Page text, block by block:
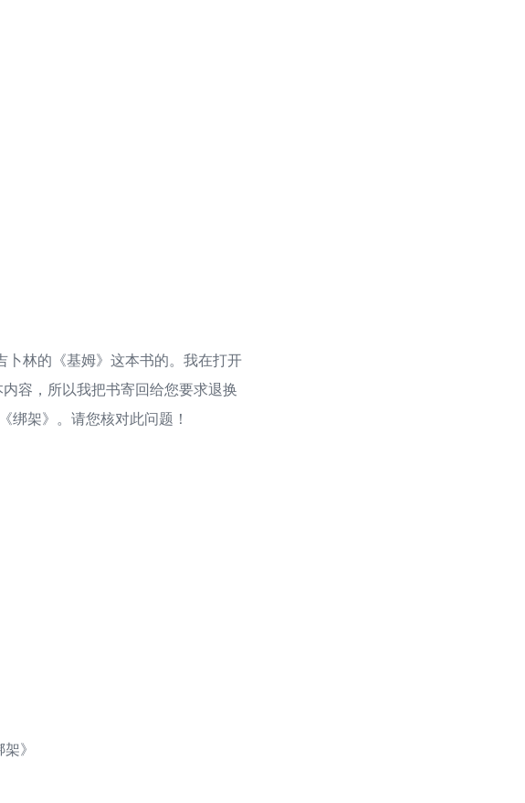
卜林的《基姆》这本书的。我在打开
容，所以我把书寄回给您要求退换
绑架》。请您核对此问题！
》